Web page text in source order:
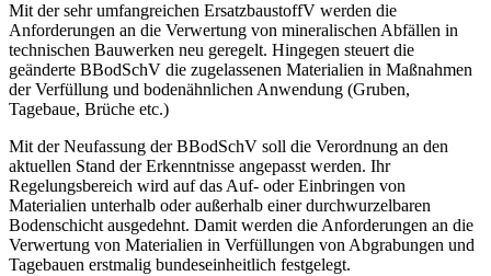
Mit der sehr umfangreichen ErsatzbaustoffV werden die
Anforderungen an die Verwertung von mineralischen Abfällen in
technischen Bauwerken neu geregelt. Hingegen steuert die
geänderte BBodSchV die zugelassenen Materialien in Maßnahmen
der Verfüllung und bodenähnlichen Anwendung (Gruben,
Tagebaue, Brüche etc.)
Mit der Neufassung der BBodSchV soll die Verordnung an den
aktuellen Stand der Erkenntnisse angepasst werden. Ihr
Regelungsbereich wird auf das Auf- oder Einbringen von
Materialien unterhalb oder außerhalb einer durchwurzelbaren
Bodenschicht ausgedehnt. Damit werden die Anforderungen an die
Verwertung von Materialien in Verfüllungen von Abgrabungen und
Tagebauen erstmalig bundeseinheitlich festgelegt.